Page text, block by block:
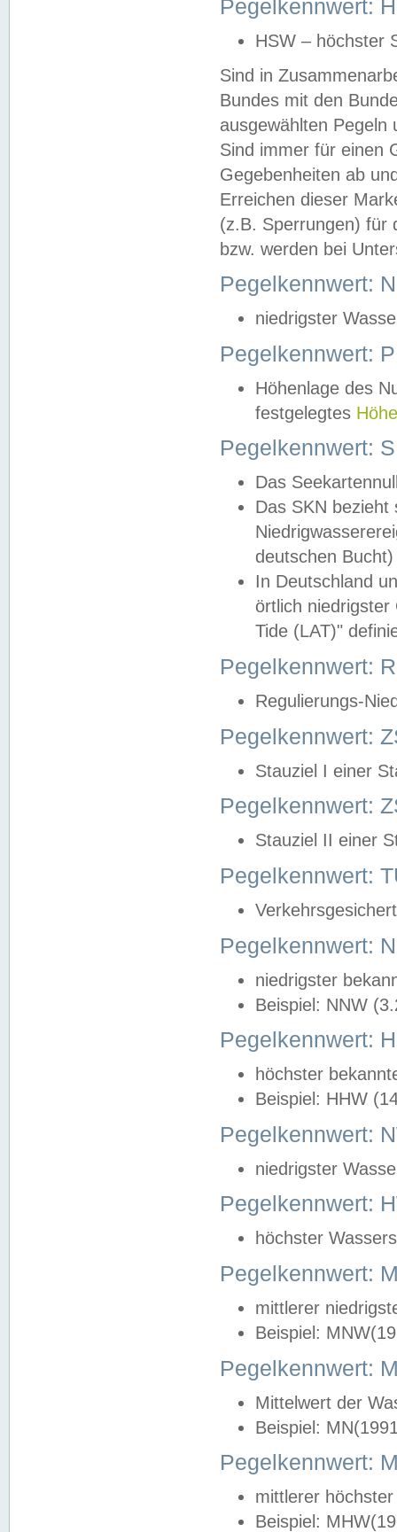
Pegelkennwert:
HSW – höchster
Sind in
Bundes mit den
ausgewählten
Sind immer für einen
Gegebenheiten ab
Erreichen dieser
(z.B. Sperrungen) für
bzw. werden bei
Pegelkennwert:
niedrigster
Pegelkennwert:
Höhenlage des
festgelegtes
Pegelkennwert:
Das
Das SKN
deutschen
In Deutschland
örtlich
Tide (LAT)"
Pegelkennwert:
Regulierungs-
Pegelkennwert:
Stauziel I einer
Pegelkennwert:
Stauziel II einer
Pegelkennwert:
Pegelkennwert:
niedrigster
Beispiel: NNW
Pegelkennwert:
höchster
Beispiel: HHW
Pegelkennwert:
niedrigster
Pegelkennwert:
höchster
Pegelkennwert:
mittlerer
Beispiel:
Pegelkennwert:
Mittelwert der
Beispiel:
Pegelkennwert:
mittlerer
Beispiel: